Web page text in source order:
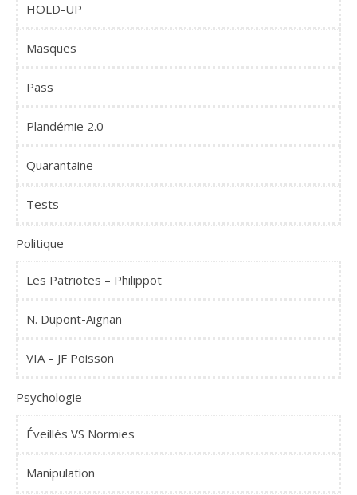
HOLD-UP
Masques
Pass
Plandémie 2.0
Quarantaine
Tests
Politique
Les Patriotes – Philippot
N. Dupont-Aignan
VIA – JF Poisson
Psychologie
Éveillés VS Normies
Manipulation